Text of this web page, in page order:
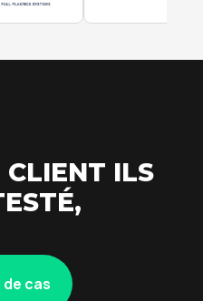
ILS
cas